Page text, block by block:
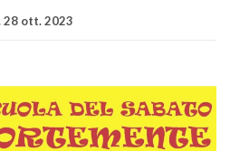
28 ott. 2023